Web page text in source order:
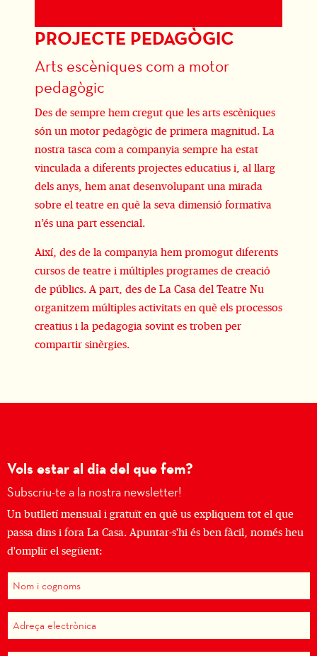
Diapositiva 1 de 1
PROJECTE PEDAGÒGIC
Arts escèniques com a motor
pedagògic
Des de sempre hem cregut que les arts escèniques
són un motor pedagògic de primera magnitud. La
nostra tasca com a companyia sempre ha estat
vinculada a diferents projectes educatius i, al llarg
dels anys, hem anat desenvolupant una mirada
sobre el teatre en què la seva dimensió formativa
n’és una part essencial.
Així, des de la companyia hem promogut diferents
cursos de teatre i múltiples programes de creació
de públics. A part, des de La Casa del Teatre Nu
organitzem múltiples activitats en què els processos
creatius i la pedagogia sovint es troben per
compartir sinèrgies.
Vols estar al dia del que fem?
Subscriu-te a la nostra newsletter!
Un butlletí mensual i gratuït en què us expliquem tot el que
passa dins i fora La Casa. Apuntar-s'hi és ben fàcil, només heu
d'omplir el següent: